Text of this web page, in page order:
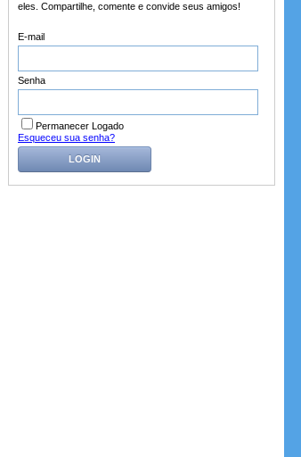
eles. Compartilhe, comente e convide seus amigos!
E-mail
Senha
Permanecer Logado
Esqueceu sua senha?
LOGIN